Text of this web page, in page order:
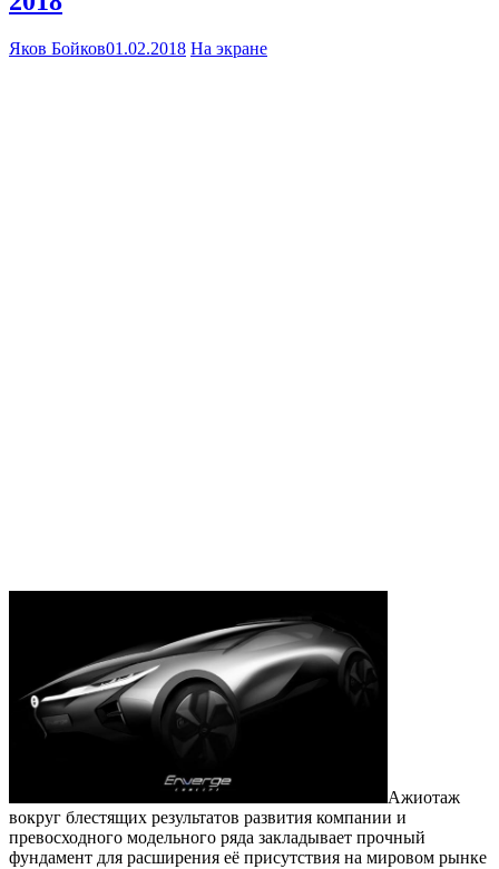
Яков Бойков01.02.2018 На экране
Ажиотаж
вокруг блестящих результатов развития компании и
превосходного модельного ряда закладывает прочный
фундамент для расширения её присутствия на мировом рынке